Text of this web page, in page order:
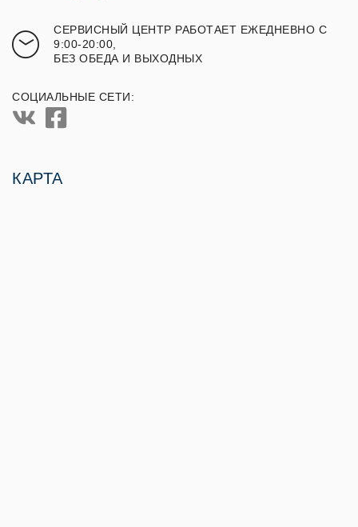
СЕРВИСНЫЙ ЦЕНТР РАБОТАЕТ ЕЖЕДНЕВНО С
9:00-20:00,
БЕЗ ОБЕДА И ВЫХОДНЫХ
СОЦИАЛЬНЫЕ СЕТИ:
КАРТА